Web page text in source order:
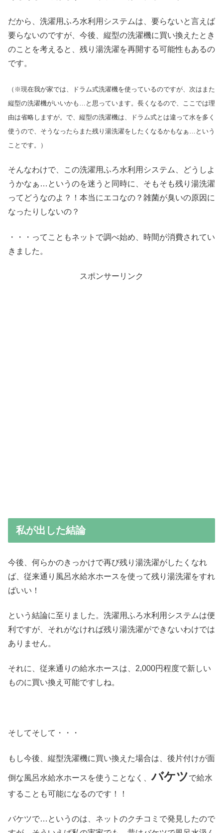
だから、洗濯用ふろ水利用システムは、要らないと言えば
要らないのですが、今後、縦型の洗濯機に買い換えたとき
のことを考えると、残り湯洗濯を再開する可能性もあるの
です。
（※現在我が家では、ドラム式洗濯機を使っているのですが、次はまた
縦型の洗濯機がいいかも…と思っています。長くなるので、ここでは理
由は省略しますが。で、縦型の洗濯機は、ドラム式とは違って水を多く
使うので、そうなったらまた残り湯洗濯をしたくなるかもなぁ…という
ことです。）
そんなわけで、この洗濯用ふろ水利用システム、どうしよ
うかなぁ…というのを迷うと同時に、そもそも残り湯洗濯
ってどうなのよ？！本当にエコなの？雑菌が臭いの原因に
なったりしないの？
・・・ってこともネットで調べ始め、時間が消費されてい
きました。
スポンサーリンク
私が出した結論
今後、何らかのきっかけで再び残り湯洗濯がしたくなれ
ば、従来通り風呂水給水ホースを使って残り湯洗濯をすれ
ばいい！
という結論に至りました。洗濯用ふろ水利用システムは便
利ですが、それがなければ残り湯洗濯ができないわけでは
ありません。
それに、従来通りの給水ホースは、2,000円程度で新しい
ものに買い換え可能ですしね。
そしてそして・・・
もし今後、縦型洗濯機に買い換えた場合は、後片付けが面
倒な風呂水給水ホースを使うことなく、バケツで給水
することも可能になるのです！！
バケツで…というのは、ネットのクチコミで発見したので